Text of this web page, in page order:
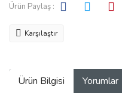
Ürün Paylaş :
Karşılaştır
Ürün Bilgisi Yorumlar